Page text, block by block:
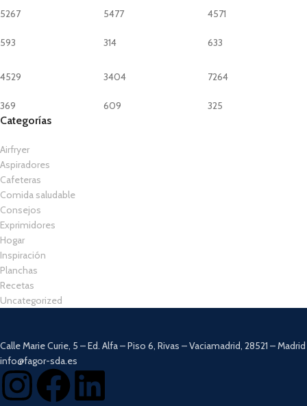
5267
593
5477
314
4571
633
4529
369
3404
609
7264
325
Categorías
Airfryer
Aspiradores
Cafeteras
Comida saludable
Consejos
Exprimidores
Hogar
Inspiración
Planchas
Recetas
Uncategorized
Calle Marie Curie, 5 – Ed. Alfa – Piso 6, Rivas – Vaciamadrid, 28521 – Madrid
info@fagor-sda.es